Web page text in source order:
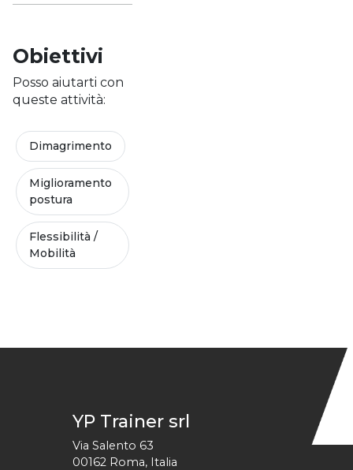
Obiettivi
Posso aiutarti con
queste attività:
Dimagrimento
Miglioramento
postura
Flessibilità /
Mobilità
YP Trainer srl
Via Salento 63
00162 Roma, Italia